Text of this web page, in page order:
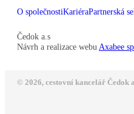
O společnostiKariéraPartnerská
Čedok a.s
Návrh a realizace webu Axabee
© 2026, cestovní kancelář Čedok